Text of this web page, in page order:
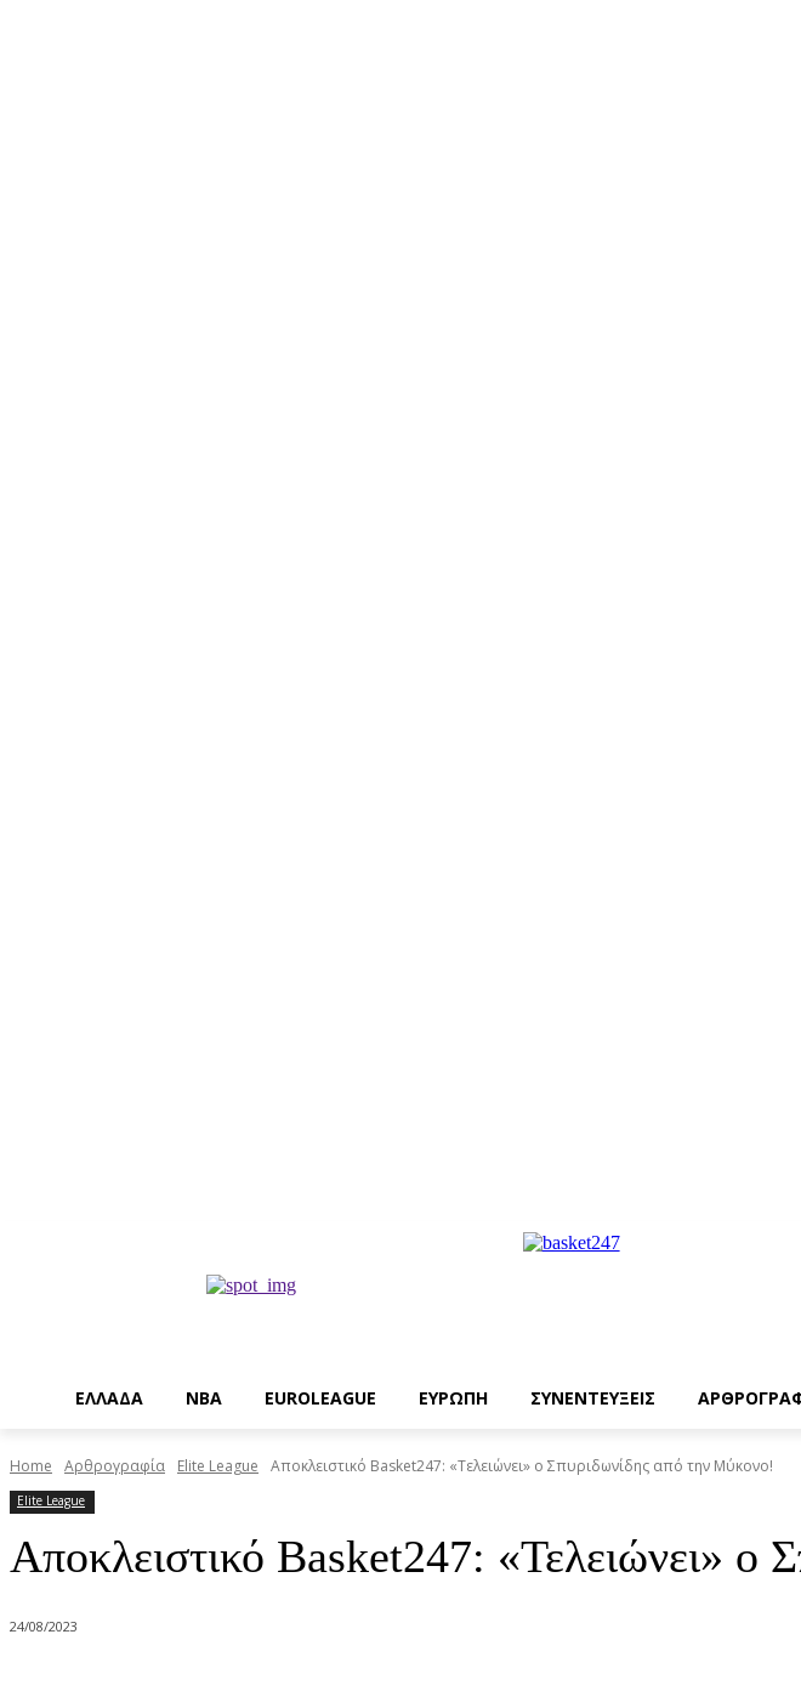
EΛΛΑΔΑ NBA ΕUROLEAGUE ΕΥΡΩΠΗ ΣΥΝΕΝΤΕΥΞΕΙΣ
Home Αρθρογραφία Elite League Αποκλειστικό Basket247: «Τελειώνει» ο Σπυριδωνίδης από την Μύκονο!
Elite League
Αποκλειστικό Basket247: «Τελειώνει» ο
24/08/2023